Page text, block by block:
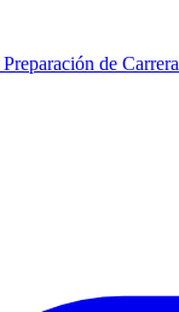
Preparación de Carrera